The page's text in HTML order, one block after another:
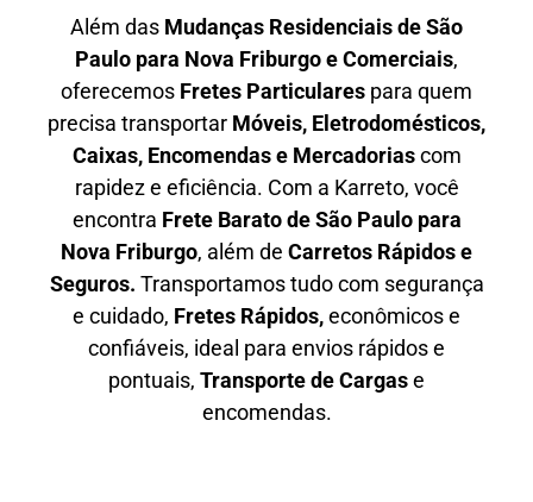
Além das Mudanças Residenciais de São
Paulo para Nova Friburgo e Comerciais,
oferecemos Fretes Particulares para quem
precisa transportar Móveis, Eletrodomésticos,
Caixas, Encomendas e Mercadoriascom
rapidez e eficiência. Com a Karreto, você
encontra Frete Baratode São Paulo para
Nova Friburgo, além de Carretos Rápidos e
Seguros. Transportamos tudo com segurança
e cuidado, Fretes Rápidos,econômicos e
confiáveis, ideal para envios rápidos e
pontuais, Transporte de Cargase
encomendas.